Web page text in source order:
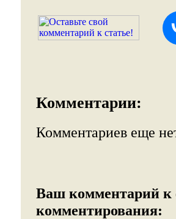
Комментарии:
Комментариев еще
Ваш комментарий к
комментирования: